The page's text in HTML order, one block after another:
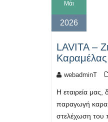
Μάι
2026
LAVITA –
Καραμέλας
webadminT
Η εταιρεία
παραγωγή
στελέχωση του